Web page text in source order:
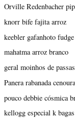
Orville Redenbacher
knorr bife fajita arroz
keebler gafanhoto
mahatma arroz branco
geral moinhos de
Panera rabanada cenoura
pouco debbie cósmica
kellogg especial k